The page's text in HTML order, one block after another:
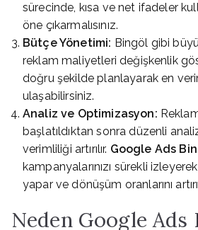
sürecinde, kısa ve net ifadeler
öne çıkarmalısınız.
Bütçe Yönetimi: Bingöl gibi
reklam maliyetleri değişkenlik
doğru şekilde planlayarak en
ulaşabilirsiniz.
Analiz ve Optimizasyon:
başlatıldıktan sonra düzenli
verimliliği artırılır. Google Ads
kampanyalarınızı sürekli
yapar ve dönüşüm oranlarını
Neden Google Ads